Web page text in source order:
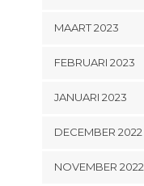
MAART 2023
FEBRUARI 2023
JANUARI 2023
DECEMBER 2022
NOVEMBER 2022